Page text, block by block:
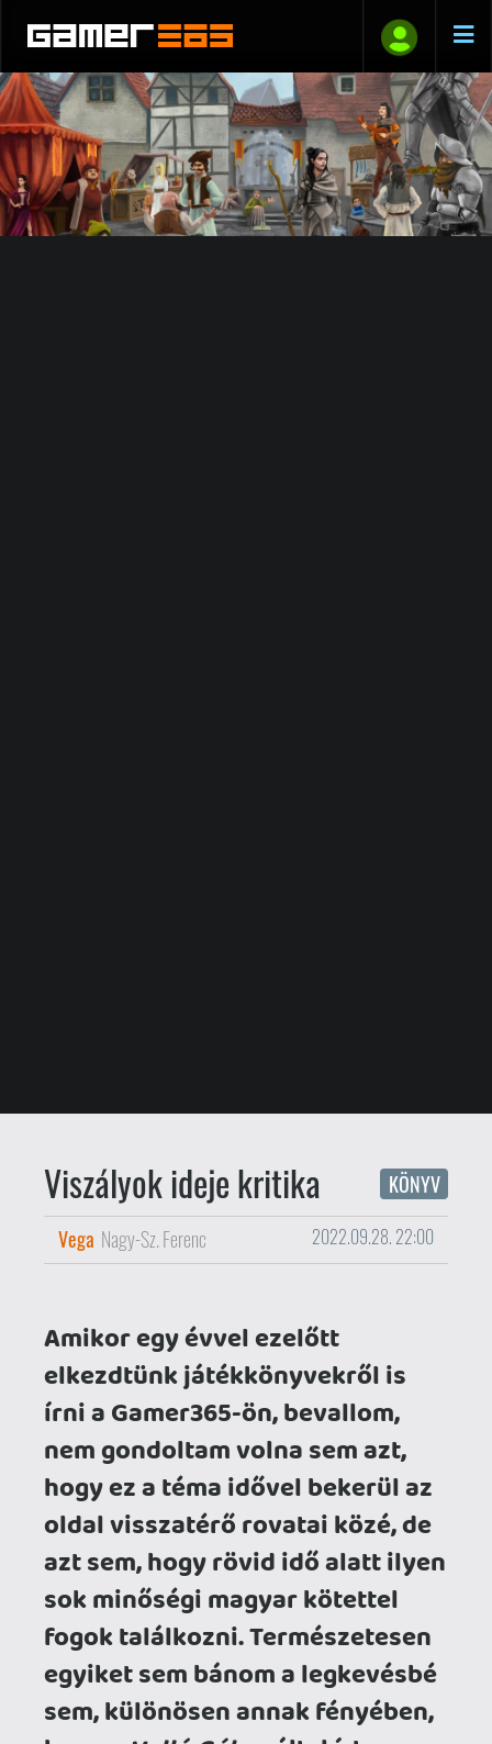
azt sem, hogy rövid idő alatt ilyen
sok minőségi magyar kötettel
fogok találkozni. Természetesen
egyiket sem bánom a legkevésbé
hogy aValló Gáboráltal írt
Viszályok idejeis milyen kiválóan
sikerült.
Ez a kötet is az "Új magyar játékkönyvek"
sorozatban jelent meg magánkiadásban,
de ez a történet nem a korábban általunk
is bemutatott Vindgardia világában
játszódik, hanem a szerző saját
kreálmányaként Eingurd királyságában.
És hogy milyen ez a birodalom?
Nagyszerűen ötvöződnek a klasszikus
fantasy elemek a földhözragadtabb és
realistább részletekkel, legalább akkora
szerepe van a varázslatoknak, mint a